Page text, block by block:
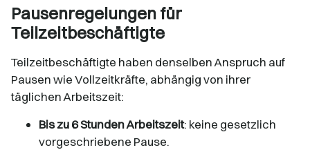
Pausenregelungen für
Teilzeitbeschäftigte
Teilzeitbeschäftigte haben denselben Anspruch auf
Pausen wie Vollzeitkräfte, abhängig von ihrer
täglichen Arbeitszeit:​
Bis zu 6 Stunden Arbeitszeit: keine gesetzlich
vorgeschriebene Pause.​